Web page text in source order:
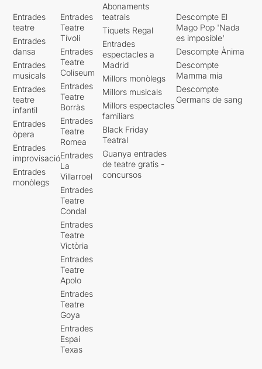
Entrades
teatre
Entrades
dansa
Entrades
musicals
Entrades
teatre
infantil
Entrades
òpera
Entrades
improvisació
Entrades
monòlegs
Entrades
Teatre
Tívoli
Entrades
Teatre
Coliseum
Entrades
Teatre
Borràs
Entrades
Teatre
Romea
Entrades
La
Villarroel
Entrades
Teatre
Condal
Entrades
Teatre
Victòria
Entrades
Teatre
Apolo
Entrades
Teatre
Goya
Entrades
Espai
Texas
Abonaments
teatrals
Tiquets Regal
Entrades
espectacles a
Madrid
Millors monòlegs
Millors musicals
Millors espectacles
familiars
Black Friday
Teatral
Guanya entrades
de teatre gratis -
concursos
Descompte El
Mago Pop 'Nada
es imposible'
Descompte Ànima
Descompte
Mamma mia
Descompte
Germans de sang